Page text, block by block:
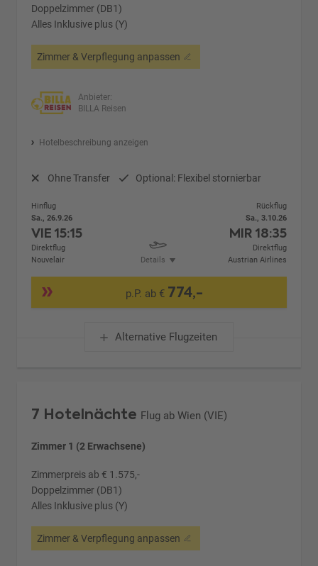
Doppelzimmer (DB1)
Alles Inklusive plus (Y)
Zimmer & Verpflegung anpassen
Anbieter:
BILLA Reisen
Hotelbeschreibung anzeigen
Ohne Transfer Optional: Flexibel stornierbar
Hinflug
Sa., 26.9.26
VIE15:15
Direktflug
Nouvelair
Details
Rückflug
Sa., 3.10.26
MIR 18:35
Direktflug
Austrian Airlines
p.P. ab € 774,-
Alternative Flugzeiten
7 Hotelnächte Flug ab Wien (VIE)
Zimmer 1 (2 Erwachsene)
Zimmerpreis ab € 1.575,-
Doppelzimmer (DB1)
Alles Inklusive plus (Y)
Zimmer & Verpflegung anpassen